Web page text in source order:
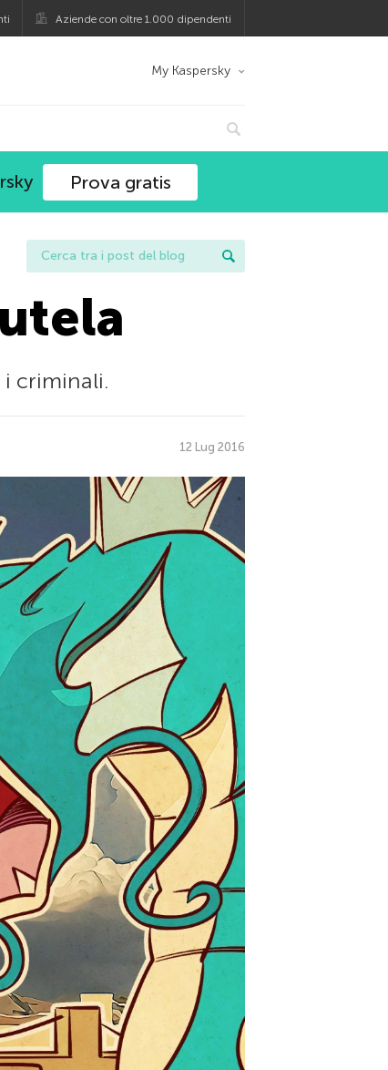
Aziende con oltre 1.000 dipendenti
My Kaspersky
Prova gratis
i criminali.
12 Lug 2016